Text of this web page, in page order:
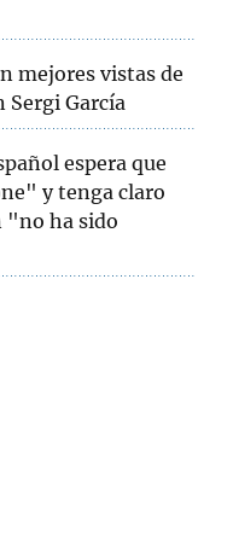
mejores vistas de
Sergi García
espera que
y tenga claro
"no ha sido